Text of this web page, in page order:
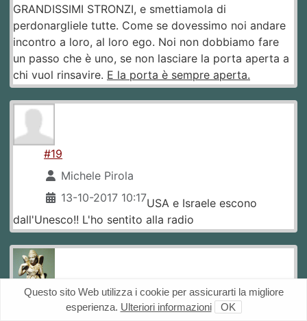
GRANDISSIMI STRONZI, e smettiamola di
perdonargliele tutte. Come se dovessimo noi andare
incontro a loro, al loro ego. Noi non dobbiamo fare
un passo che è uno, se non lasciare la porta aperta a
chi vuol rinsavire. E la porta è sempre aperta.
#19
Michele Pirola
13-10-2017 10:17USA e Israele escono
dall'Unesco!! L'ho sentito alla radio
Questo sito Web utilizza i cookie per assicurarti la migliore
esperienza. Ulteriori informazioni OK